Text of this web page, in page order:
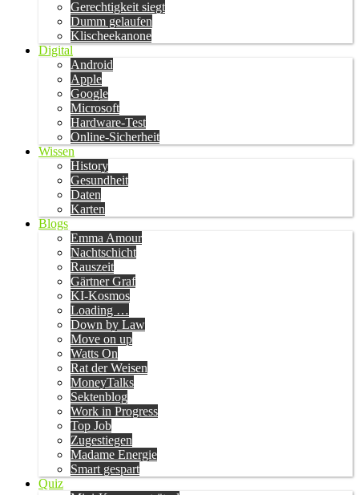
Gerechtigkeit siegt
Dumm gelaufen
Klischeekanone
Digital
Android
Apple
Google
Microsoft
Hardware-Test
Online-Sicherheit
Wissen
History
Gesundheit
Daten
Karten
Blogs
Emma Amour
Nachtschicht
Rauszeit
Gärtner Graf
KI-Kosmos
Loading …
Down by Law
Move on up
Watts On
Rat der Weisen
MoneyTalks
Sektenblog
Work in Progress
Top Job
Zugestiegen
Madame Energie
Smart gespart
Quiz